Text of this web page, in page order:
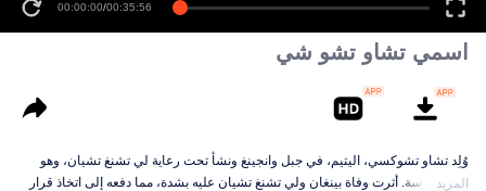
00:00:00/00:35:56
اسمي تشاو تشو شي
وُلِد تشاو تشوكسي، اليتيم، في جبل وانجينغ ونشأ تحت رعاية لي تشنغ تشيان، وهو
مدير مدرسة. أثرت وفاة بينغان ولي تشنغ تشيان عليه بشدة، مما دفعه إلى اتخاذ قرار
المزيد